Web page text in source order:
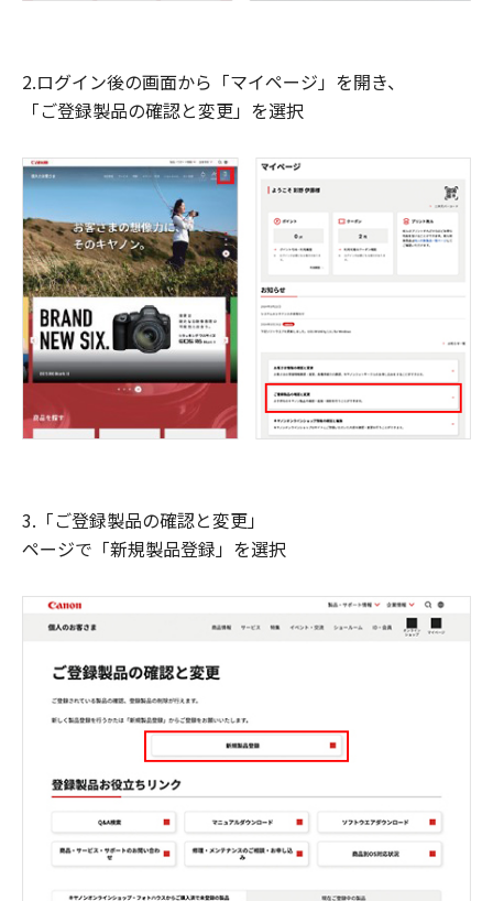
2.ログイン後の画面から「マイページ」を開き、
「ご登録製品の確認と変更」を選択
3.「ご登録製品の確認と変更」
ページで「新規製品登録」を選択